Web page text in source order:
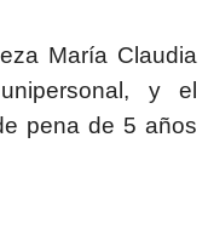
María Claudia
y el
pena de 5 años